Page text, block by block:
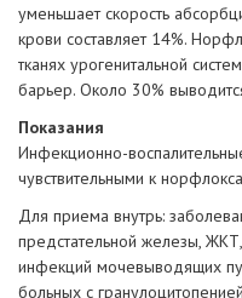
уменьшает скорость
крови составляет 14%.
тканях урогенитальной
барьер. Около 30%
Показания
Инфекционно-
чувствительными к
Для приема внутрь:
предстательной железы,
инфекций мочевыводящих
больных с